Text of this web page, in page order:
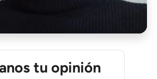
tu opinión